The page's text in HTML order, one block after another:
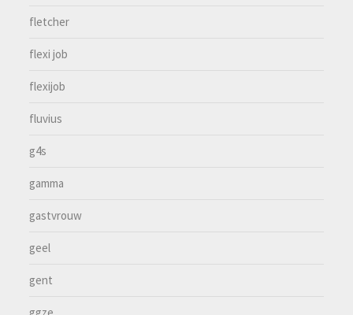
fletcher
flexi job
flexijob
fluvius
g4s
gamma
gastvrouw
geel
gent